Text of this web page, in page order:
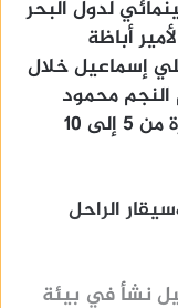
لدول البحر
أباظة
إسماعيل خلال
تحمل اسم النجم محمود
حميدة، ومن المقرر إقامتها في الفترة من ٥ إلى ١٠
الراحل
نشأ في بيئة